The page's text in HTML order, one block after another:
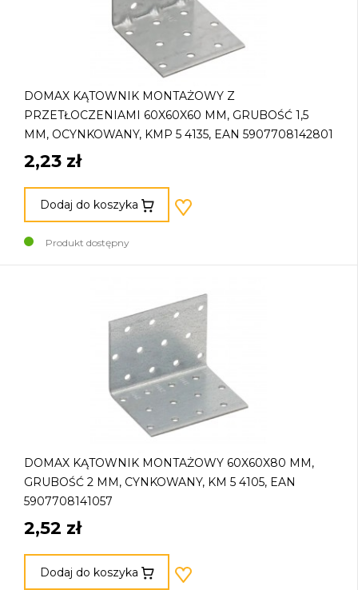
DOMAX KĄTOWNIK MONTAŻOWY Z
PRZETŁOCZENIAMI 60X60X60 MM, GRUBOŚĆ 1,5
MM, OCYNKOWANY, KMP 5 4135, EAN 5907708142801
2,23 zł
Dodaj do koszyka
Produkt dostępny
DOMAX KĄTOWNIK MONTAŻOWY 60X60X80 MM,
GRUBOŚĆ 2 MM, CYNKOWANY, KM 5 4105, EAN
5907708141057
2,52 zł
Dodaj do koszyka